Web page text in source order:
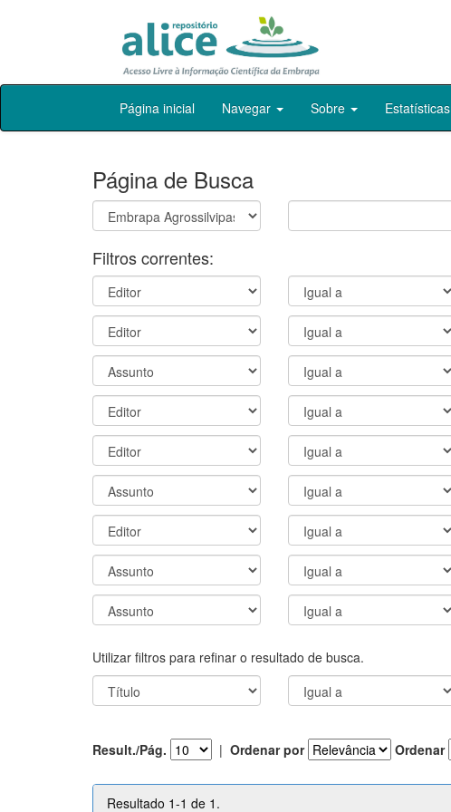
Skip
Página inicial Navegar Sobre Estatísticas
Página de Busca
Filtros correntes:
Utilizar filtros para refinar o resultado de busca.
Result./Pág. | Ordenar por Ordenar
Resultado 1-1 de 1.